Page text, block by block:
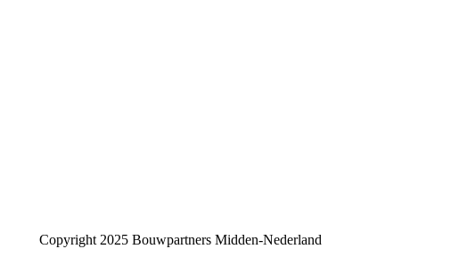
Copyright 2025 Bouwpartners Midden-Nederland